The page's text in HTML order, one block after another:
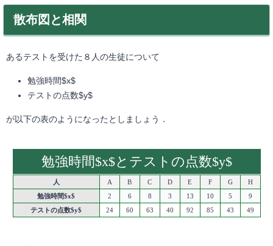
散布図と相関
あるテストを受けた８人の生徒について
勉強時間$x$
テストの点数$y$
が以下の表のようになったとしましょう．
勉強時間$x$とテストの点数$y$
人 A B C D E F G
H
勉強時間$x$
2 6 8 3 13 10 5
9
テストの点数$y$
24 60 63 40 92 85 43 49